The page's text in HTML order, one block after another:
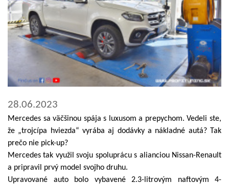
28.06.2023
Mercedes sa väčšinou spája s luxusom a prepychom. Vedeli ste,
že „trojcípa hviezda“ vyrába aj dodávky a nákladné autá? Tak
prečo nie pick-up?
Mercedes tak využil svoju spoluprácu s alianciou Nissan-Renault
a pripravil prvý model svojho druhu.
Upravované auto bolo vybavené 2.3-litrovým naftovým 4-